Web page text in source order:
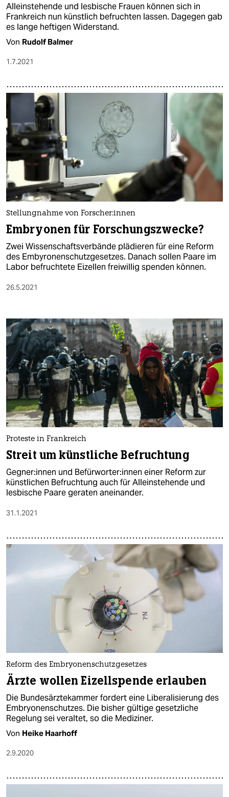
Alleinstehende und lesbische Frauen können sich in
Frankreich nun künstlich befruchten lassen. Dagegen gab
es lange heftigen Widerstand.
Von Rudolf Balmer
1.7.2021
Stellungnahme von For­sche­r:in­nen
Embryonen für Forschungszwecke?
Zwei Wissenschaftsverbände plädieren für eine Reform
des Embyronenschutzgesetzes. Danach sollen Paare im
Labor befruchtete Eizellen freiwillig spenden können.
26.5.2021
Proteste in Frankreich
Streit um künstliche Befruchtung
Geg­ne­r:in­nen und Be­für­wor­te­r:in­nen einer Reform zur
künstlichen Befruchtung auch für Alleinstehende und
lesbische Paare geraten aneinander.
31.1.2021
Reform des Embryonenschutzgesetzes
Ärzte wollen Eizellspende erlauben
Die Bundesärztekammer fordert eine Liberalisierung des
Embryonenschutzes. Die bisher gültige gesetzliche
Regelung sei veraltet, so die Mediziner.
Von Heike Haarhoff
2.9.2020